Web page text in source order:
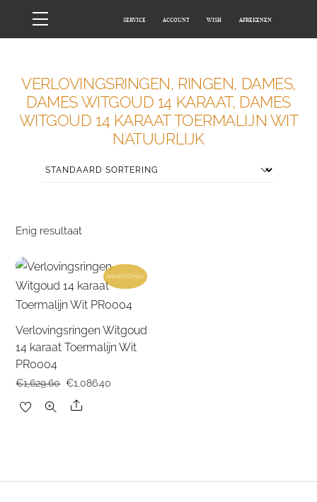
Menu SERVICE ACCOUNT WISH AFREKENEN
VERLOVINGSRINGEN, RINGEN, DAMES,
DAMES WITGOUD 14 KARAAT, DAMES
WITGOUD 14 KARAAT TOERMALIJN WIT
NATUURLIJK
Enig resultaat
AANBIEDING!
Verlovingsringen Witgoud
14 karaat Toermalijn Wit
PR0004
€1,629.60 Oorspronkelijke
prijs
€1,086.40
Share